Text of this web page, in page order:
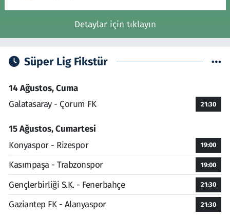
Detaylar için tıklayın
Süper Lig Fikstür
14 Ağustos, Cuma
Galatasaray - Çorum FK
21:30
15 Ağustos, Cumartesi
Konyaspor - Rizespor
19:00
Kasımpaşa - Trabzonspor 19:00
Gençlerbirliği S.K. - Fenerbahçe 21:30
Gaziantep FK - Alanyaspor 21:30